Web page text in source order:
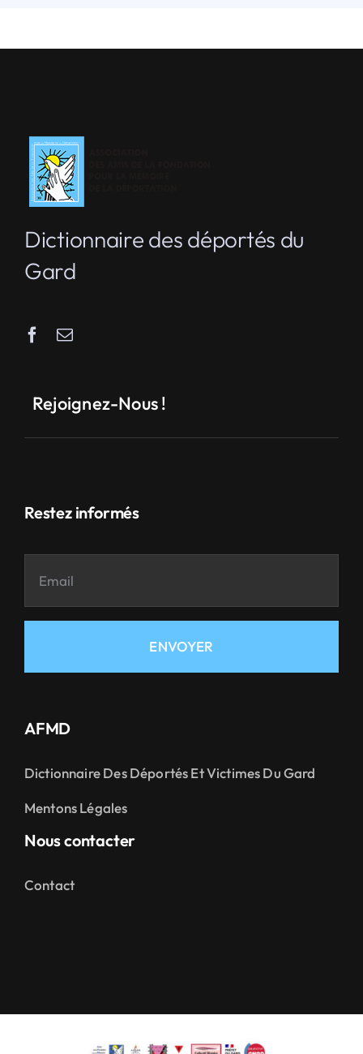
Dictionnaire des déportés du
Gard
Rejoignez-Nous !
Restez informés
ENVOYER
AFMD
Dictionnaire Des Déportés Et Victimes Du Gard
Mentons Légales
Nous contacter
Contact